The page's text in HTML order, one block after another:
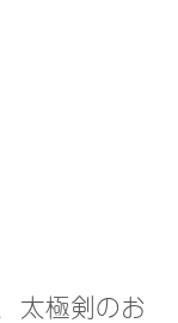
太極剣のお